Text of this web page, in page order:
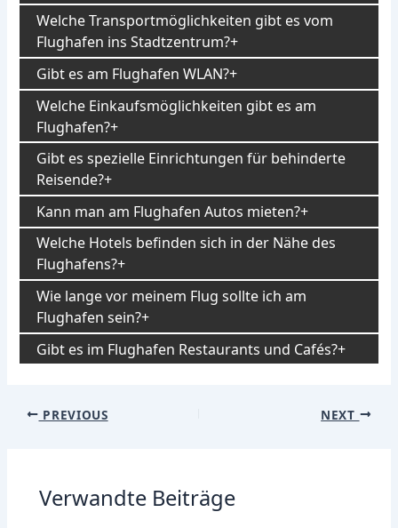
Welche Transportmöglichkeiten gibt es vom
Flughafen ins Stadtzentrum?
Gibt es am Flughafen WLAN?
Welche Einkaufsmöglichkeiten gibt es am
Flughafen?
Gibt es spezielle Einrichtungen für behinderte
Reisende?
Kann man am Flughafen Autos mieten?
Welche Hotels befinden sich in der Nähe des
Flughafens?
Wie lange vor meinem Flug sollte ich am
Flughafen sein?
Gibt es im Flughafen Restaurants und Cafés?
Post
PREVIOUS NEXT
Verwandte Beiträge